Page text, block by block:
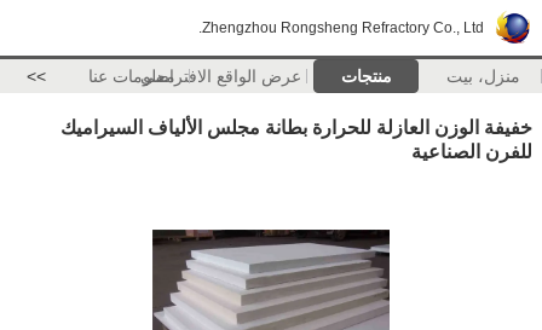
Zhengzhou Rongsheng Refractory Co., Ltd.
منزل، بيت منتجات عرض الواقع الافتراضيمعلومات عنا >>
خفيفة الوزن العازلة للحرارة بطانة مجلس الألياف السيراميك
للفرن الصناعية